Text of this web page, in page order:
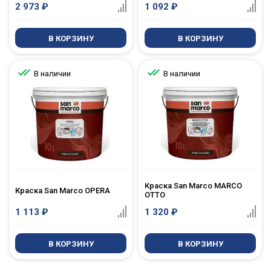
2 973 ₽
В КОРЗИНУ
1 092 ₽
В КОРЗИНУ
В наличии
Краска San Marco OPERA
1 113 ₽
В КОРЗИНУ
В наличии
Краска San Marco MARCO
OTTO
1 320 ₽
В КОРЗИНУ